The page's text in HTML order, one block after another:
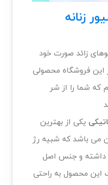
زنانه
زائد صورت خود
این فروشگاه محصولی
که شما را از شر
یکی از بهترین
می باشد که شبیه رژ
داشته و جنس اصل
این محصول به راحتی